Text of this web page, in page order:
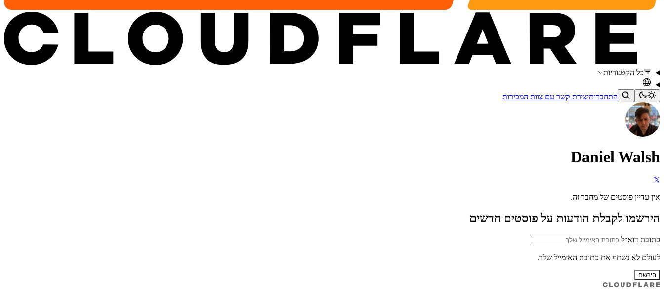
כל הקטגוריות
התחברותיצירת קשר עם צוות המכירות
Daniel Walsh
אין עדיין פוסטים של מחבר זה.
הירשמו לקבלת הודעות על פוסטים חדשים
כתובת דוא״ל
לעולם לא נשתף את כתובת האימייל שלך.
הירשם